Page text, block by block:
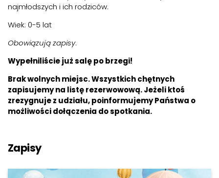
najmłodszych i ich rodziców.
Wiek: 0-5 lat
Obowiązują zapisy.
Wypełniliście już salę po brzegi!
Brak wolnych miejsc. Wszystkich chętnych
zapisujemy na listę rezerwowową. Jeżeli ktoś
zrezygnuje z udziału, poinformujemy Państwa o
możliwości dołączenia do spotkania.
Zapisy